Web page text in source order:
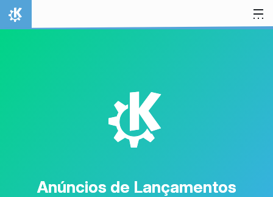
Ir para o conteúdo
Início
K
Anúncios de Lançamentos